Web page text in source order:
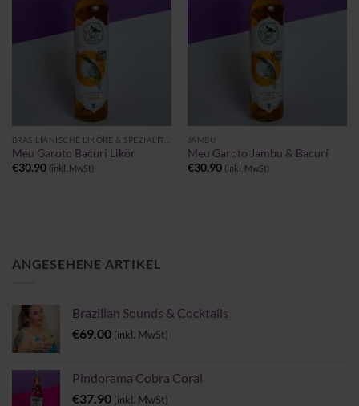
Meu Garoto Bacuri Likör
€30.90 (inkl. MwSt)
JAMBU
Meu Garoto Jambu & Bacurí
€30.90 (inkl. MwSt)
ANGESEHENE ARTIKEL
Brazilian Sounds & Cocktails
€69.00 (inkl. MwSt)
Pindorama Cobra Coral
€37.90 (inkl. MwSt)